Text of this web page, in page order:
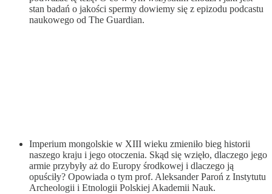
stan badań o jakości spermy dowiemy się z epizodu podcastu
naukowego od The Guardian.
Imperium mongolskie w XIII wieku zmieniło bieg historii
naszego kraju i jego otoczenia. Skąd się wzięło, dlaczego jego
armie przybyły aż do Europy środkowej i dlaczego ją
opuściły? Opowiada o tym prof. Aleksander Paroń z Instytutu
Archeologii i Etnologii Polskiej Akademii Nauk.